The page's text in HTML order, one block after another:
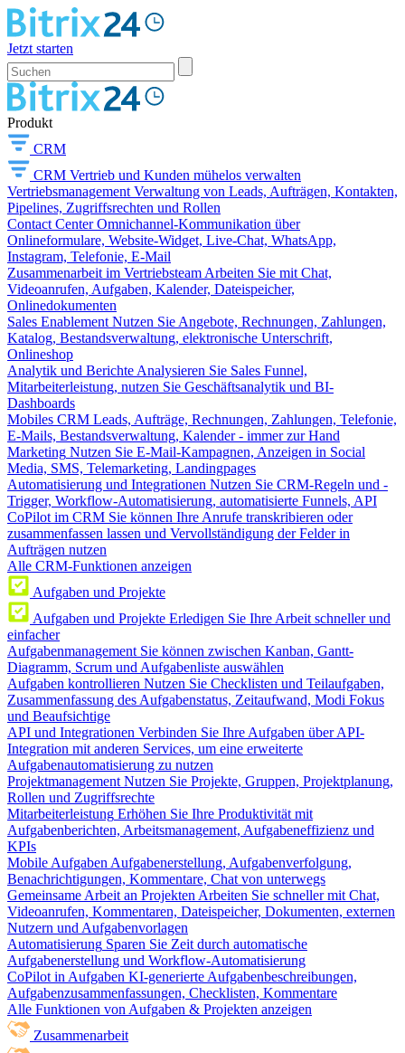
Jetzt starten
Produkt
CRM
CRM Vertrieb und Kunden mühelos verwalten
Vertriebsmanagement Verwaltung von Leads, Aufträgen, Kontakten,
Pipelines, Zugriffsrechten und Rollen
Contact Center Omnichannel-Kommunikation über
Onlineformulare, Website-Widget, Live-Chat, WhatsApp,
Instagram, Telefonie, E-Mail
Zusammenarbeit im Vertriebsteam Arbeiten Sie mit Chat,
Videoanrufen, Aufgaben, Kalender, Dateispeicher,
Onlinedokumenten
Sales Enablement Nutzen Sie Angebote, Rechnungen, Zahlungen,
Katalog, Bestandsverwaltung, elektronische Unterschrift,
Onlineshop
Analytik und Berichte Analysieren Sie Sales Funnel,
Mitarbeiterleistung, nutzen Sie Geschäftsanalytik und BI-
Dashboards
Mobiles CRM Leads, Aufträge, Rechnungen, Zahlungen, Telefonie,
E-Mails, Bestandsverwaltung, Kalender - immer zur Hand
Marketing Nutzen Sie E-Mail-Kampagnen, Anzeigen in Social
Media, SMS, Telemarketing, Landingpages
Automatisierung und Integrationen Nutzen Sie CRM-Regeln und -
Trigger, Workflow-Automatisierung, automatisierte Funnels, API
CoPilot im CRM Sie können Ihre Anrufe transkribieren oder
zusammenfassen lassen und Vervollständigung der Felder in
Aufträgen nutzen
Alle CRM-Funktionen anzeigen
Aufgaben und Projekte
Aufgaben und Projekte Erledigen Sie Ihre Arbeit schneller und
einfacher
Aufgabenmanagement Sie können zwischen Kanban, Gantt-
Diagramm, Scrum und Aufgabenliste auswählen
Aufgaben kontrollieren Nutzen Sie Checklisten und Teilaufgaben,
Zusammenfassung des Aufgabenstatus, Zeitaufwand, Modi Fokus
und Beaufsichtige
API und Integrationen Verbinden Sie Ihre Aufgaben über API-
Integration mit anderen Services, um eine erweiterte
Aufgabenautomatisierung zu nutzen
Projektmanagement Nutzen Sie Projekte, Gruppen, Projektplanung,
Rollen und Zugriffsrechte
Mitarbeiterleistung Erhöhen Sie Ihre Produktivität mit
Aufgabenberichten, Arbeitsmanagement, Aufgabeneffizienz und
KPIs
Mobile Aufgaben Aufgabenerstellung, Aufgabenverfolgung,
Benachrichtigungen, Kommentare, Chat von unterwegs
Gemeinsame Arbeit an Projekten Arbeiten Sie schneller mit Chat,
Videoanrufen, Kommentaren, Dateispeicher, Dokumenten, externen
Nutzern und Aufgabenvorlagen
Automatisierung Sparen Sie Zeit durch automatische
Aufgabenerstellung und Workflow-Automatisierung
CoPilot in Aufgaben KI-generierte Aufgabenbeschreibungen,
Aufgabenzusammenfassungen, Checklisten, Kommentare
Alle Funktionen von Aufgaben & Projekten anzeigen
Zusammenarbeit